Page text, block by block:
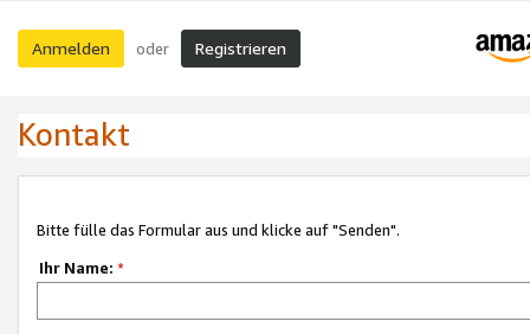
Anmelden oder Registrieren
Kontakt
Bitte fülle das Formular aus und klicke auf "Senden".
Ihr Name: *